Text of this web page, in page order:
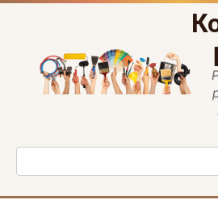
Перейти
Поиск: